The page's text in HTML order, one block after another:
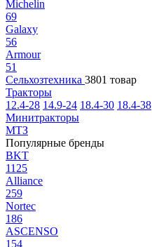
Michelin
69
Galaxy
56
Armour
51
Сельхозтехника 3801 товар
Тракторы
12.4-28 14.9-24 18.4-30 18.4-38
Минитракторы
МТЗ
Популярные бренды
BKT
1125
Alliance
259
Nortec
186
ASCENSO
154